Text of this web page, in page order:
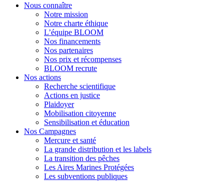
Nous connaître
Notre mission
Notre charte éthique
L’équipe BLOOM
Nos financements
Nos partenaires
Nos prix et récompenses
BLOOM recrute
Nos actions
Recherche scientifique
Actions en justice
Plaidoyer
Mobilisation citoyenne
Sensibilisation et éducation
Nos Campagnes
Mercure et santé
La grande distribution et les labels
La transition des pêches
Les Aires Marines Protégées
Les subventions publiques